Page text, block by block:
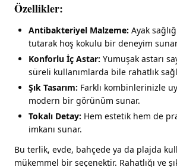
Özellikler:
Antibakteriyel Malzeme: Ayak
tutarak hoş kokulu bir deneyim
Konforlu İç Astar: Yumuşak astarı
süreli kullanımlarda bile rahatlık
Şık Tasarım: Farklı kombinlerinizle
modern bir görünüm sunar.
Tokalı Detay: Hem estetik hem de
imkanı sunar.
Bu terlik, evde, bahçede ya da plajda
mükemmel bir seçenektir. Rahatlığı ve